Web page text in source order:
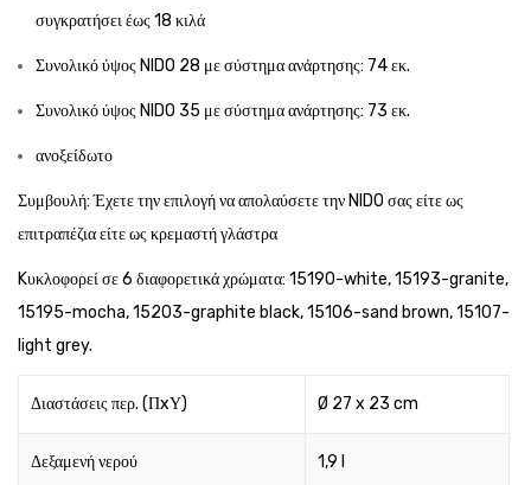
συγκρατήσει έως 18 κιλά
Συνολικό ύψος NIDO 28 με σύστημα ανάρτησης: 74 εκ.
Συνολικό ύψος NIDO 35 με σύστημα ανάρτησης: 73 εκ.
ανοξείδωτο
Συμβουλή: Έχετε την επιλογή να απολαύσετε την NIDO σας είτε ως
επιτραπέζια είτε ως κρεμαστή γλάστρα
Kυκλοφορεί σε 6 διαφορετικά χρώματα: 15190-white, 15193-granite,
15195-mocha, 15203-graphite black, 15106-sand brown, 15107-
light grey.
Διαστάσεις περ. (ΠxΥ) Ø 27 x 23 cm
Δεξαμενή νερού 1,9 l